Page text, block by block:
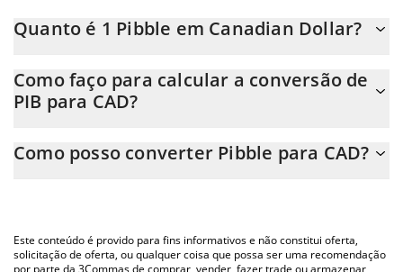
Quanto é 1 Pibble em Canadian Dollar?
Neste momento, 1 Pibble equivale a 0.0001672 CAD
Como faço para calcular a conversão de
PIB para CAD?
preço de conversão do PIB para CAD simplesmente inserindo a
Você também pode usar nossa tabela de preços de Pibble acima
para verificar o último preço de Pibble nas principais moedas fiat
Como posso converter Pibble para CAD?
Este conteúdo é provido para fins informativos e não constitui oferta,
solicitação de oferta, ou qualquer coisa que possa ser uma recomendação
por parte da 3Commas de comprar, vender, fazer trade ou armazenar